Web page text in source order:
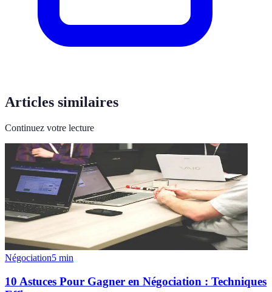
Articles similaires
Continuez votre lecture
Négociation5 min
10 Astuces Pour Gagner en Négociation : Techniques